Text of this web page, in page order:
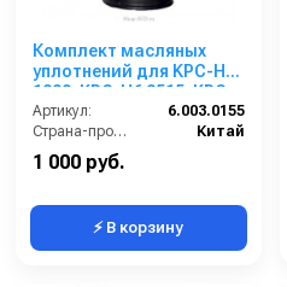
Комплект масляных
уплотнений для KPC-H6
1809, KPC-H6 2515, KPC-
H9 2818 6.003.0155
Артикул:
6.003.0155
Страна-производитель:
Китай
1 000 руб.
⚡ В корзину